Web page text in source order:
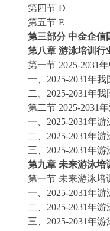
第四节 D
第五节 E
第三部分 中金企信
第八章 游泳培训行
第一节 2025-2031
一、 2025-2031年
二、 2025-2031年
第二节 2025-2031
一、 2025-2031年
二、 2025-2031年
三、 2025-2031年
第九章 未来游泳培
第一节 未来游泳培
一、 2025-2031年
二、 2025-2031年
三、 2025-2031年